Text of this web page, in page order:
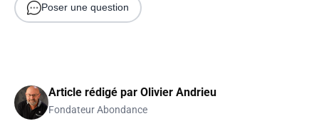
Poser une question
Article rédigé par Olivier Andrieu
Fondateur Abondance